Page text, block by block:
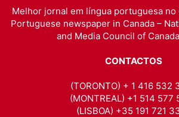
Melhor jornal em língua portuguesa no
Portuguese newspaper in Canada –
and Media Council of
CONTACTOS
(TORONTO) + 1 416 532
(MONTREAL) +1 514 577
(LISBOA) +35 191 721